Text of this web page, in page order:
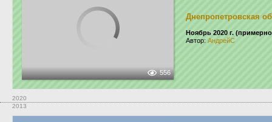
556
Днепропетровская
Ноябрь 2020 г.
Автор: АндрейС
2020
2013